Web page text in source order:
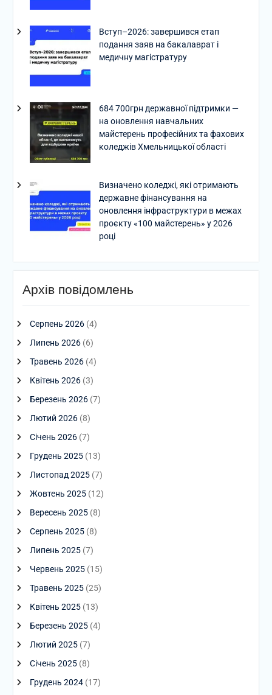
Вступ–2026: завершився етап
подання заяв на бакалаврат і
медичну магістратуру
684 700грн державної підтримки —
на оновлення навчальних
майстерень професійних та фахових
коледжів Хмельницької області
Визначено коледжі, які отримають
державне фінансування на
оновлення інфраструктури в межах
проєкту «100 майстерень» у 2026
році
Архів повідомлень
Серпень 2026(4)
Липень 2026(6)
Травень 2026(4)
Квітень 2026(3)
Березень 2026(7)
Лютий 2026(8)
Січень 2026(7)
Грудень 2025(13)
Листопад 2025(7)
Жовтень 2025(12)
Вересень 2025(8)
Серпень 2025(8)
Липень 2025(7)
Червень 2025(15)
Травень 2025(25)
Квітень 2025(13)
Березень 2025(4)
Лютий 2025(7)
Січень 2025(8)
Грудень 2024(17)